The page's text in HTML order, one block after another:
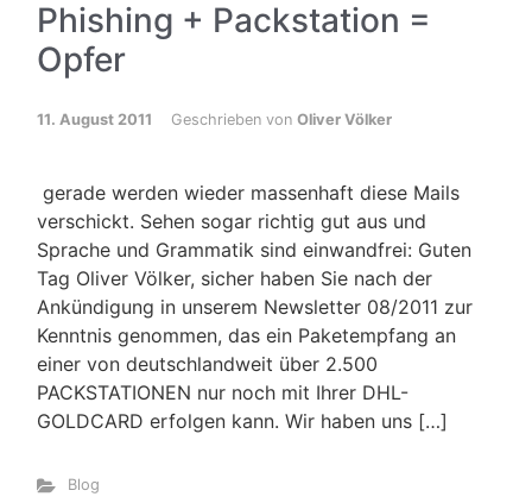
Phishing + Packstation =
Opfer
11. August 2011 Geschrieben von Oliver Völker
gerade werden wieder massenhaft diese Mails
verschickt. Sehen sogar richtig gut aus und
Sprache und Grammatik sind einwandfrei: Guten
Tag Oliver Völker, sicher haben Sie nach der
Ankündigung in unserem Newsletter 08/2011 zur
Kenntnis genommen, das ein Paketempfang an
einer von deutschlandweit über 2.500
PACKSTATIONEN nur noch mit Ihrer DHL-
GOLDCARD erfolgen kann. Wir haben uns […]
Blog